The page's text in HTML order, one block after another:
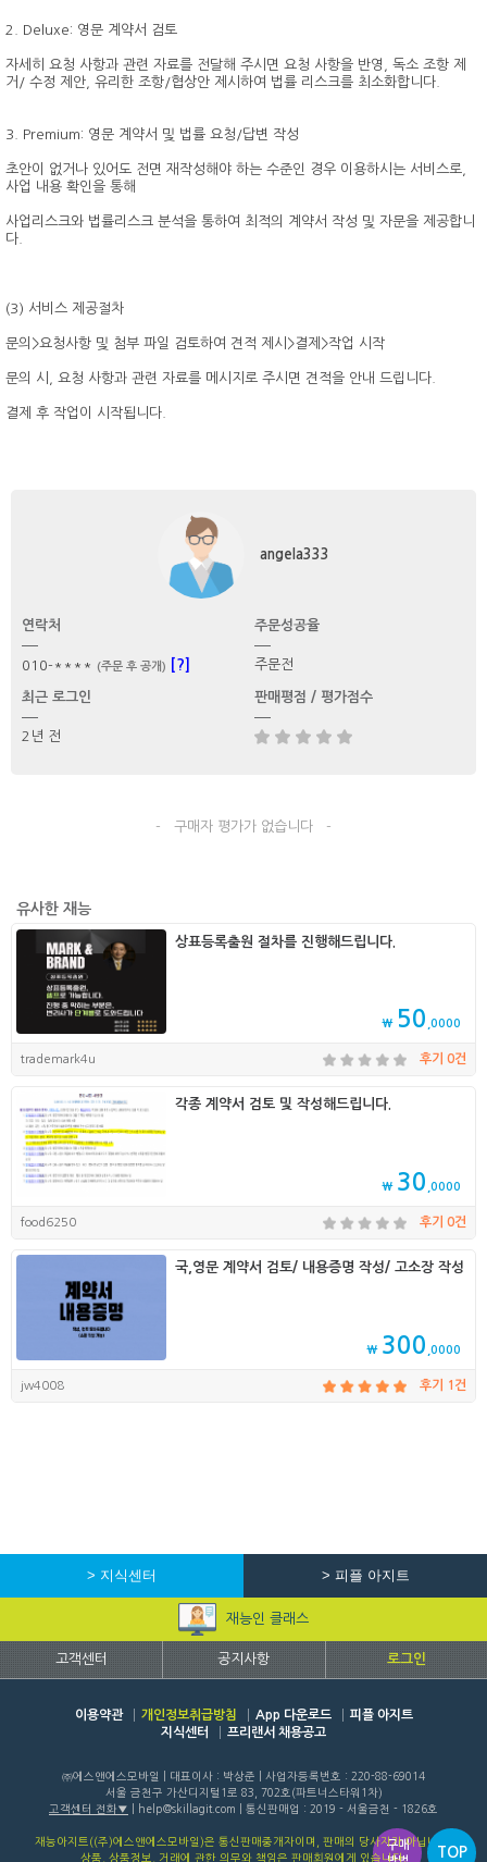
2. Deluxe: 영문 계약서 검토
자세히 요청 사항과 관련 자료를 전달해 주시면 요청 사항을 반영, 독소 조항 제
거/ 수정 제안, 유리한 조항/협상안 제시하여 법률 리스크를 최소화합니다.
3. Premium: 영문 계약서 및 법률 요청/답변 작성
초안이 없거나 있어도 전면 재작성해야 하는 수준인 경우 이용하시는 서비스로,
사업 내용 확인을 통해
사업리스크와 법률리스크 분석을 통하여 최적의 계약서 작성 및 자문을 제공합니
다.
(3) 서비스 제공절차
문의>요청사항 및 첨부 파일 검토하여 견적 제시>결제>작업 시작
문의 시, 요청 사항과 관련 자료를 메시지로 주시면 견적을 안내 드립니다.
결제 후 작업이 시작됩니다.
angela333
연락처
010-**** (주문 후 공개) [?]
주문성공율
주문전
최근 로그인
2년 전
판매평점 / 평가점수
- 구매자 평가가 없습니다 -
유사한 재능
상표등록출원 절차를 진행해드립니다.
₩ 50 ,0000
trademark4u 후기 0건
각종 계약서 검토 및 작성해드립니다.
₩ 30 ,0000
food6250 후기 0건
국,영문 계약서 검토/ 내용증명 작성/ 고소장 작성
₩ 300 ,0000
jw4008 후기 1건
구매
> 지식센터 > 피플 아지트
재능인 클래스
고객센터 공지사항 로그인
이용약관 개인정보취급방침 App 다운로드
피플 아지트
지식센터
프리랜서 채용공고
㈜에스앤에스모바일 | 대표이사 : 박상준 | 사업자등록번호 : 220-88-69014
서울 금천구 가산디지털1로 83, 702호(파트너스타워1차)
고객센터 전화
| help@skillagit.com | 통신판매업 : 2019 - 서울금천 - 1826호
재능아지트((주)에스앤에스모바일)은 통신판매중개자이며, 판매의 당사자가 아닙니다.
상품, 상품정보, 거래에 관한 의무와 책임은 판매회원에게 있습니다.
TOP